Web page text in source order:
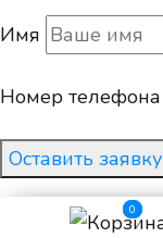
Имя
Номер телефона
Оставить заявку
Или звоните: 0
0